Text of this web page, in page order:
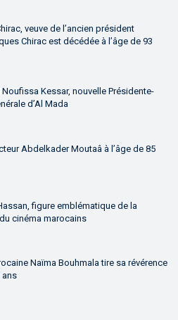
veuve de l’ancien président
Chirac est décédée à l’âge de 93
Kessar, nouvelle Présidente-
d’Al Mada
Abdelkader Moutaâ à l’âge de 85
figure emblématique de la
cinéma marocains
Naïma Bouhmala tire sa révérence
ans